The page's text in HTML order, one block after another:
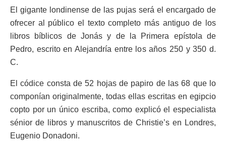
El gigante londinense de las pujas será el encargado de
ofrecer al público el texto completo más antiguo de los
libros bíblicos de Jonás y de la Primera epístola de
Pedro, escrito en Alejandría entre los años 250 y 350 d.
C.
El códice consta de 52 hojas de papiro de las 68 que lo
componían originalmente, todas ellas escritas en egipcio
copto por un único escriba, como explicó el especialista
sénior de libros y manuscritos de Christie’s en Londres,
Eugenio Donadoni.